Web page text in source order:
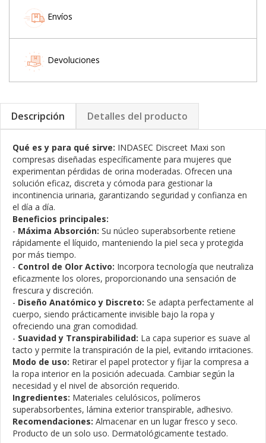
Envíos
Devoluciones
Descripción Detalles del producto
Qué es y para qué sirve: INDASEC Discreet Maxi son
compresas diseñadas específicamente para mujeres que
experimentan pérdidas de orina moderadas. Ofrecen una
solución eficaz, discreta y cómoda para gestionar la
incontinencia urinaria, garantizando seguridad y confianza en
el día a día.
Beneficios principales:
- Máxima Absorción: Su núcleo superabsorbente retiene
rápidamente el líquido, manteniendo la piel seca y protegida
por más tiempo.
- Control de Olor Activo: Incorpora tecnología que neutraliza
eficazmente los olores, proporcionando una sensación de
frescura y discreción.
- Diseño Anatómico y Discreto: Se adapta perfectamente al
cuerpo, siendo prácticamente invisible bajo la ropa y
ofreciendo una gran comodidad.
- Suavidad y Transpirabilidad: La capa superior es suave al
tacto y permite la transpiración de la piel, evitando irritaciones.
Modo de uso: Retirar el papel protector y fijar la compresa a
la ropa interior en la posición adecuada. Cambiar según la
necesidad y el nivel de absorción requerido.
Ingredientes: Materiales celulósicos, polímeros
superabsorbentes, lámina exterior transpirable, adhesivo.
Recomendaciones: Almacenar en un lugar fresco y seco.
Producto de un solo uso. Dermatológicamente testado.